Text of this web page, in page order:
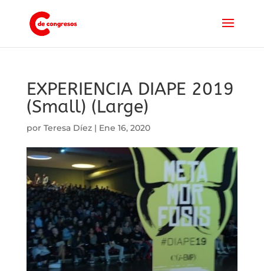
EXPERIENCIA DIAPE 2019
(Small) (Large)
por Teresa Díez| Ene 16, 2020